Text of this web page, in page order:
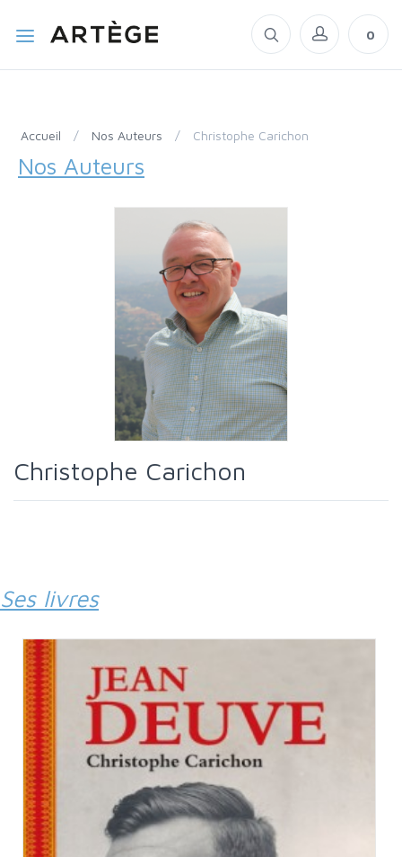
0
Accueil / Nos Auteurs / Christophe Carichon
Nos Auteurs
Christophe Carichon
Ses livres